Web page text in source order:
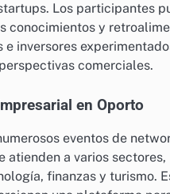
Los participantes
conocimientos y
e inversores
comerciales.
en Oporto
eventos de
atienden a varios sectores,
finanzas y turismo.